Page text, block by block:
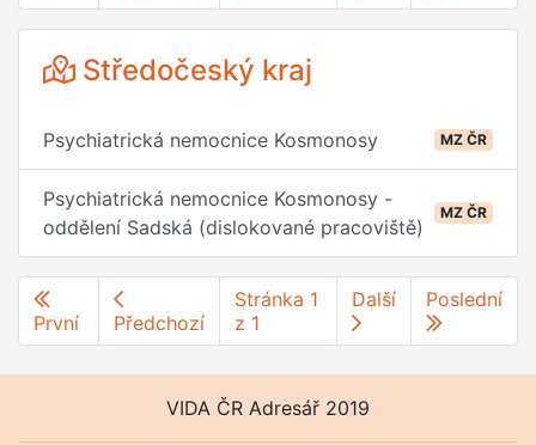
Středočeský kraj
Psychiatrická nemocnice Kosmonosy MZ ČR
Psychiatrická nemocnice Kosmonosy -
oddělení Sadská (dislokované pracoviště)
MZ ČR
První Předchozí
Stránka 1
z 1
Další Poslední
VIDA ČR Adresář 2019